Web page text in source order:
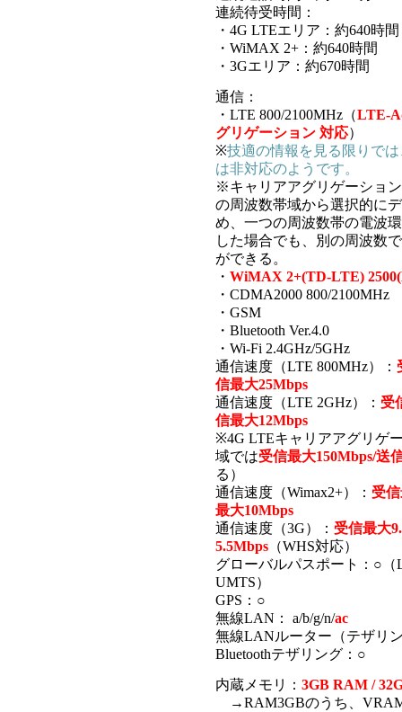
連続待受時間：
・4G LTEエリア：約640時間
・WiMAX 2+：約640時間
・3Gエリア：約670時間
通信：
・LTE 800/2100MHz（LTE-
グリゲーション 対応）
※技適の情報を見る限りで
は非対応のようです。
※キャリアアグリゲーショ
の周波数帯域から選択的に
め、一つの周波数帯の電波
した場合でも、別の周波数
ができる。
・ WiMAX 2+(TD-LTE)
・CDMA2000 800/2100MHz
・GSM
・Bluetooth Ver.4.0
・Wi-Fi 2.4GHz/5GHz
通信速度（LTE 800MHz）：
信最大25Mbps
通信速度（LTE 2GHz）： 受
信最大12Mbps
※4G LTEキャリアアグリゲ
域では受信最大150Mbps/送
る）
通信速度（Wimax2+）： 受
最大10Mbps
通信速度（3G）： 受信最大
5.5Mbps （WHS対応）
グローバルパスポート：○（
UMTS）
GPS：○
無線LAN： a/b/g/n/ac
無線LANルーター（テザリ
Bluetoothテザリング：○
内蔵メモリ： 3GB RAM /
→RAM3GBのうち、